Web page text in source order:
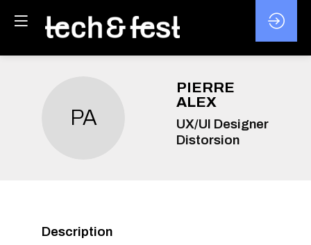
PA
PIERRE
ALEX
UX/UI Designer
Distorsion
Description